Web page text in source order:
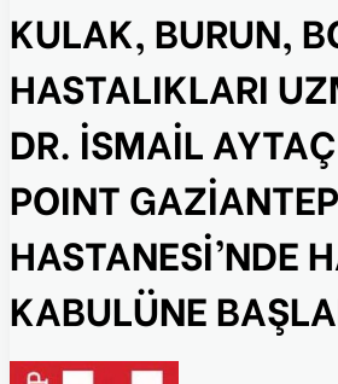
KULAK, BURUN,
HASTALIKLARI
DR. İSMAİL
POINT GAZİANTEP
HASTANESİ’NDE
KABULÜNE